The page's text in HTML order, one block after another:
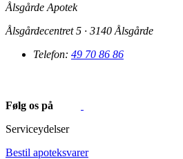
Ålsgårde Apotek
Ålsgårdecentret 5 · 3140 Ålsgårde
Telefon: 49 70 86 86
Følg os på
Serviceydelser
Bestil apoteksvarer